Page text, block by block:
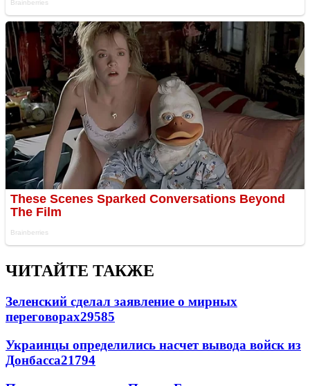
ЧИТАЙТЕ ТАКЖЕ
Зеленский сделал заявление о мирных
переговорах29585
Украинцы определились насчет вывода войск из
Донбасса21794